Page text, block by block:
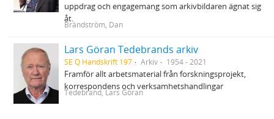
uppdrag och engagemang som arkivbildaren ägnat sig
åt.
Brändström, Dan
Lars Göran Tedebrands arkiv
SE Q Handskrift 197 Arkiv 1954 - 2021
Framför allt arbetsmaterial från forskningsprojekt,
korrespondens och verksamhetshandlingar
Tedebrand, Lars Göran